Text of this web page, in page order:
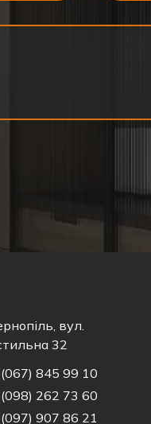
вул.
32
845 99 10
262 73 60
907 86 21